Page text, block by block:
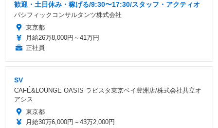
歓迎・土日休み・稼げる/9:30〜17:30/スタッフ・アクティオ
パシフィックコンサルタンツ株式会社
東京都
月給26万8,000円～41万円
正社員
SV
CAFÉ&LOUNGE OASIS ラビスタ東京ベイ豊洲店/株式会社共立オ
アシス
東京都
月給30万6,000円～43万2,000円